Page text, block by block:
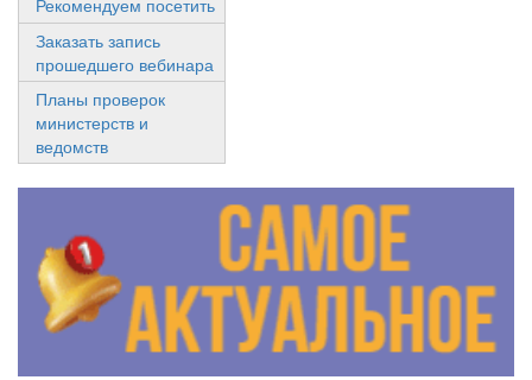
Рекомендуем посетить
Заказать запись
прошедшего вебинара
Планы проверок
министерств и
ведомств